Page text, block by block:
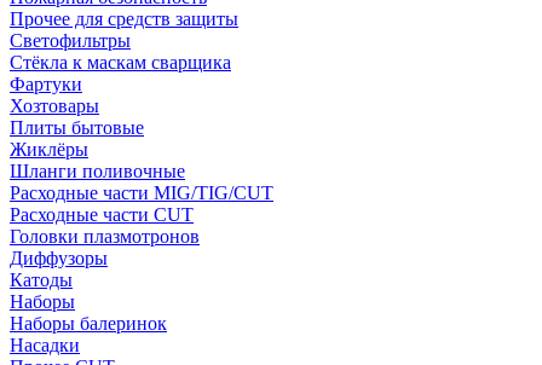
Прочее для средств защиты
Светофильтры
Стёкла к маскам сварщика
Фартуки
Хозтовары
Плиты бытовые
Жиклёры
Шланги поливочные
Расходные части MIG/TIG/CUT
Расходные части CUT
Головки плазмотронов
Диффузоры
Катоды
Наборы
Наборы балеринок
Насадки